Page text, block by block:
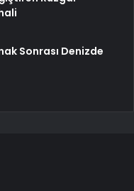
Sonrası Denizde